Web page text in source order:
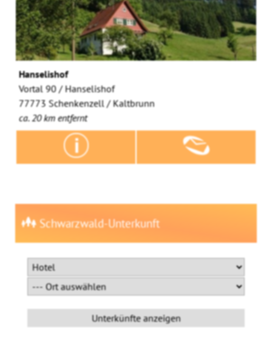
Hanselishof
Vortal 90 / Hanselishof
77773 Schenkenzell / Kaltbrunn
ca. 20 km entfernt
Schwarzwald-Unterkunft